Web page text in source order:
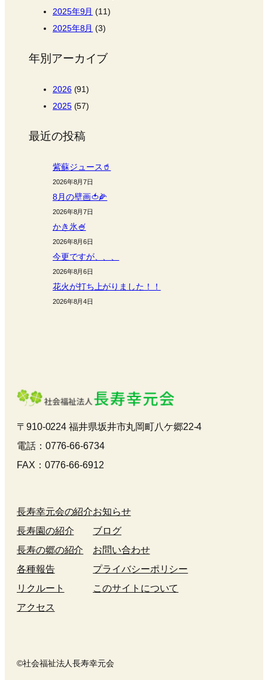
2025年9月 (11)
2025年8月 (3)
年別アーカイブ
2026(91)
2025(57)
最近の投稿
紫蘇ジュース🥤
2026年8月7日
8月の壁画🍅🌽
2026年8月7日
かき氷🍧
2026年8月6日
今更ですが、、、
2026年8月6日
花火が打ち上がりました！！
2026年8月4日
〒910-0224 福井県坂井市丸岡町八ケ郷22-4
電話：0776-66-6734
FAX：0776-66-6912
長寿幸元会の紹介
長寿園の紹介
長寿の郷の紹介
各種報告
リクルート
アクセス
お知らせ
ブログ
お問い合わせ
プライバシーポリシー
このサイトについて
©社会福祉法人長寿幸元会